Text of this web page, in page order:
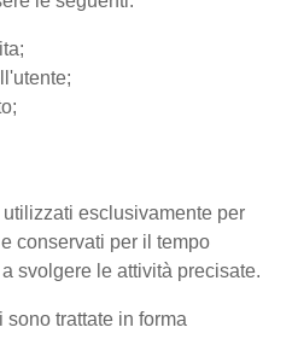
utilizzati esclusivamente per
conservati per il tempo
svolgere le attività precisate.
sono trattate in forma